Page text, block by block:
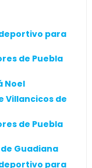
para
de Puebla
Noel
Villancicos de
de Puebla
Guadiana
para